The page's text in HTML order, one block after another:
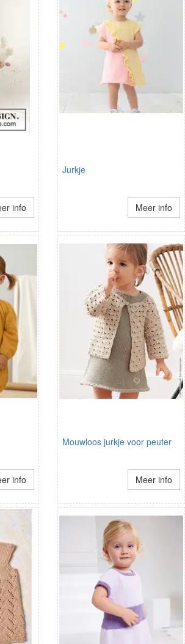
info
Jurkje
Meer info
info
Mouwloos jurkje voor peuter
Meer info